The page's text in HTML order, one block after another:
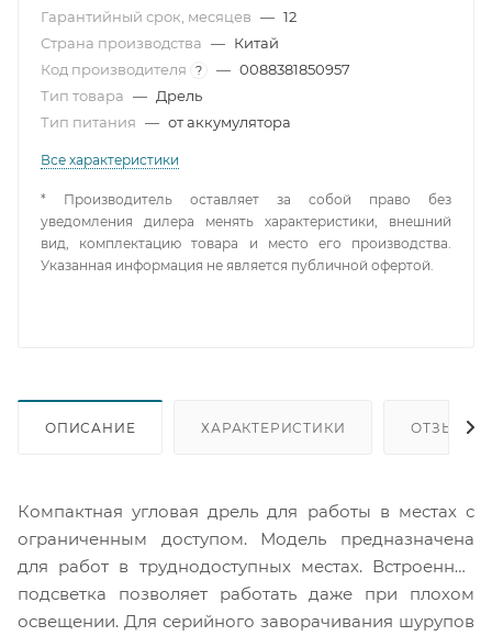
Гарантийный срок, месяцев — 12
Страна производства — Китай
Код производителя
? — 0088381850957
Тип товара — Дрель
Тип питания — от аккумулятора
Все характеристики
* Производитель оставляет за собой право без
уведомления дилера менять характеристики, внешний
вид, комплектацию товара и место его производства.
Указанная информация не является публичной офертой.
ОПИСАНИЕ ХАРАКТЕРИСТИКИ ОТЗЫВЫ
Компактная угловая дрель для работы в местах с
ограниченным доступом. Модель предназначена
для работ в труднодоступных местах. Встроенная
подсветка позволяет работать даже при плохом
освещении. Для серийного заворачивания шурупов